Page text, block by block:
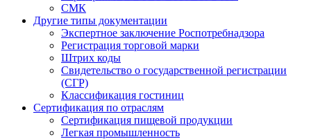
СМК
Другие типы документации
Экспертное заключение Роспотребнадзора
Регистрация торговой марки
Штрих коды
Свидетельство о государственной регистрации
(СГР)
Классификация гостиниц
Сертификация по отраслям
Сертификация пищевой продукции
Легкая промышленность